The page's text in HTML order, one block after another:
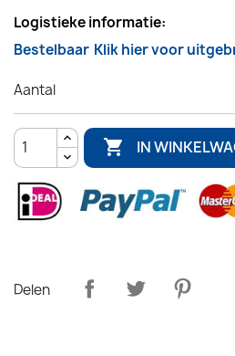
Logistieke informatie:
Bestelbaar Klik hier voor
Aantal
 IN
Delen